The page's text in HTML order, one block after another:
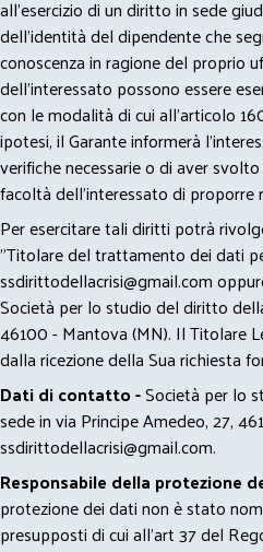
all’esercizio di un diritto in sede
dell’identità del dipendente che
conoscenza in ragione del proprio
dell’interessato possono essere
con le modalità di cui all’articolo
ipotesi, il Garante informerà
verifiche necessarie o di aver
facoltà dell’interessato di proporre
Per esercitare tali diritti potrà
"Titolare del trattamento dei dati
ssdirittodellacrisi@gmail.com
Società per lo studio del diritto
46100 - Mantova (MN). Il Titolare
dalla ricezione della Sua richiesta
Dati di contatto -Società per lo
sede in via Principe Amedeo, 27,
ssdirittodellacrisi@gmail.com.
Responsabile della protezione
protezione dei dati non è stato
presupposti di cui all’art 37 del